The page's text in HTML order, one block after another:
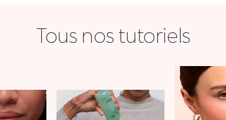
Tous nos tutoriels